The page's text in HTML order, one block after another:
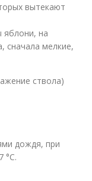
вытекают
яблони, на
сначала мелкие,
ствола)
дождя, при
°C.